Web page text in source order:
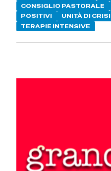
CONSIGLIO PASTORALE
POSITIVI
UNITÀ DI CRISI
TERAPIE INTENSIVE